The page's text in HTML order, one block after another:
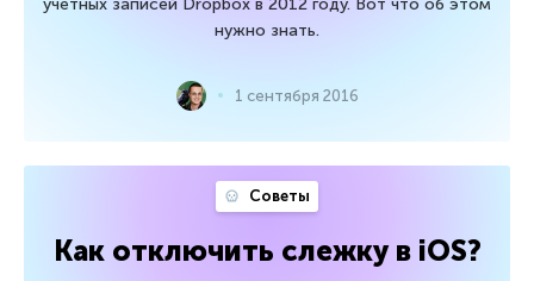
нужно знать.
1 сентября 2016
Советы
Как отключить слежку в iOS?